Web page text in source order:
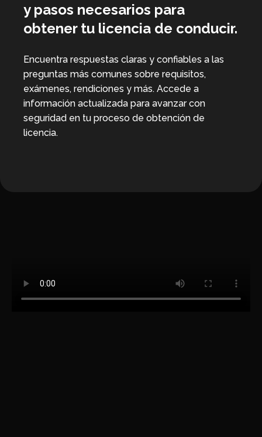
y pasos necesarios para
obtener tu licencia de conducir.
Encuentra respuestas claras y confiables a las
preguntas más comunes sobre requisitos,
exámenes, rendiciones y más. Accede a
información actualizada para avanzar con
seguridad en tu proceso de obtención de
licencia.